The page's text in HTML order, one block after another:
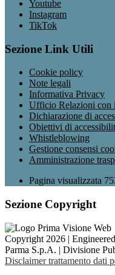
Youtube
Instagram
TikTok
Sezione Link Utili
Cookie policy
Note legali
Informativa Privacy
Ufficio Relazioni con
Dichiarazione di
Obiettivi di
Whistleblowing
Gestione consensi
Amministrazione
Pagina visualizzata
Sezione Copyright
Copyright 2026 |
Parma S.p.A. | Divisione
Disclaimer trattamento dati